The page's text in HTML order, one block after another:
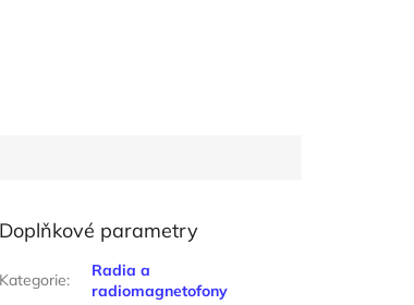
Doplňkové parametry
Kategorie:
Radia a
radiomagnetofony